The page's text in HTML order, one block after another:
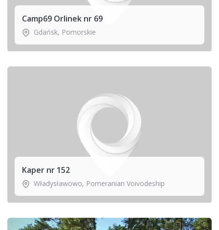
Camp69 Orlinek nr 69
Gdańsk, Pomorskie
Kaper nr 152
Władysławowo, Pomeranian Voivodeship